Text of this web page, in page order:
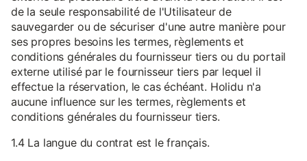
de la seule responsabilité de l'Utilisateur de
sauvegarder ou de sécuriser d'une autre manière pour
ses propres besoins les termes, règlements et
conditions générales du fournisseur tiers ou du portail
externe utilisé par le fournisseur tiers par lequel il
effectue la réservation, le cas échéant. Holidu n'a
aucune influence sur les termes, règlements et
conditions générales du fournisseur tiers.
1.4 La langue du contrat est le français.